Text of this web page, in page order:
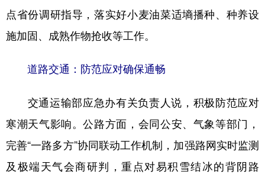
点省份调研指导，落实好小麦油菜适墒播种、种养设
施加固、成熟作物抢收等工作。
道路交通：防范应对确保通畅
交通运输部应急办有关负责人说，积极防范应对
寒潮天气影响。公路方面，会同公安、气象等部门，
完善“一路多方”协同联动工作机制，加强路网实时监测
及极端天气会商研判，重点对易积雪结冰的背阴路